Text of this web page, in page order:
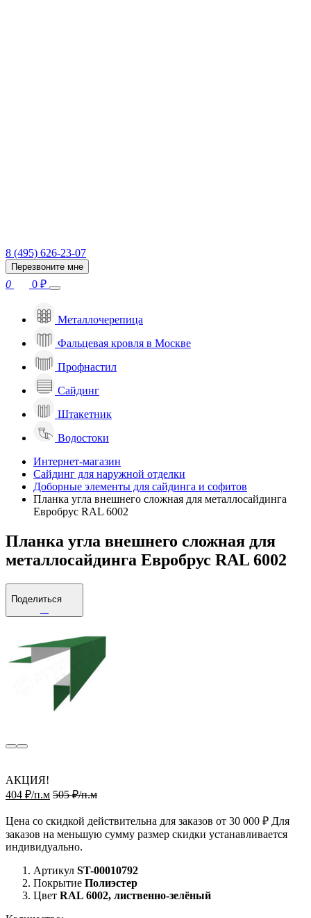
8 (495) 626-23-07
Перезвоните мне
0 0 ₽
Металлочерепица
Фальцевая кровля в Москве
Профнастил
Сайдинг
Штакетник
Водостоки
Интернет-магазин
Сайдинг для наружной отделки
Доборные элементы для сайдинга и софитов
Планка угла внешнего сложная для металлосайдинга
Евробрус RAL 6002
Планка угла внешнего сложная для
металлосайдинга Евробрус RAL 6002
Поделиться
АКЦИЯ!
404 ₽/п.м 505 ₽/п.м
Цена со скидкой действительна для заказов от 30 000 ₽ Для
заказов на меньшую сумму размер скидки устанавливается
индивидуально.
Артикул ST-00010792
Покрытие Полиэстер
Цвет RAL 6002, лиственно-зелёный